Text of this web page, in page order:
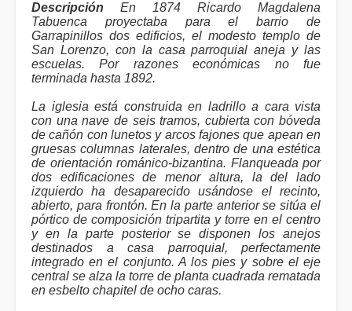
Descripción En 1874 Ricardo Magdalena
Tabuenca proyectaba para el barrio de
Garrapinillos dos edificios, el modesto templo de
San Lorenzo, con la casa parroquial aneja y las
escuelas. Por razones económicas no fue
terminada hasta 1892.
La iglesia está construida en ladrillo a cara vista
con una nave de seis tramos, cubierta con bóveda
de cañón con lunetos y arcos fajones que apean en
gruesas columnas laterales, dentro de una estética
de orientación románico-bizantina. Flanqueada por
dos edificaciones de menor altura, la del lado
izquierdo ha desaparecido usándose el recinto,
abierto, para frontón. En la parte anterior se sitúa el
pórtico de composición tripartita y torre en el centro
y en la parte posterior se disponen los anejos
destinados a casa parroquial, perfectamente
integrado en el conjunto. A los pies y sobre el eje
central se alza la torre de planta cuadrada rematada
en esbelto chapitel de ocho caras.